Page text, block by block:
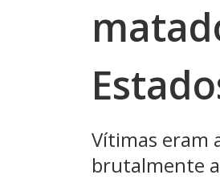
Vítimas eram
brutalmente